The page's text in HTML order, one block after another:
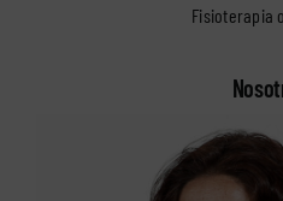
Fisioterapia